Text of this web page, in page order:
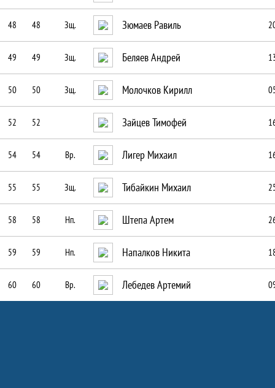
48 48 Зщ. Зюмаев Равиль
49 49 Зщ. Беляев Андрей
50 50 Зщ. Молочков Кирилл
52 52 Зайцев Тимофей
54 54 Вр. Лигер Михаил
55 55 Зщ. Тибайкин Михаил
58 58 Нп. Штепа Артем
59 59 Нп. Напалков Никита
60 60 Вр. Лебедев Артемий